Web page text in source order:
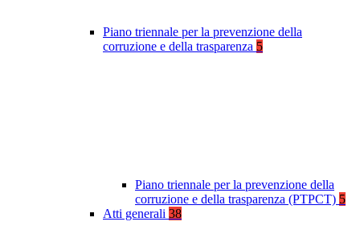
Piano triennale per la prevenzione della
corruzione e della trasparenza 5
Piano triennale per la prevenzione della
corruzione e della trasparenza (PTPCT) 5
Atti generali 38